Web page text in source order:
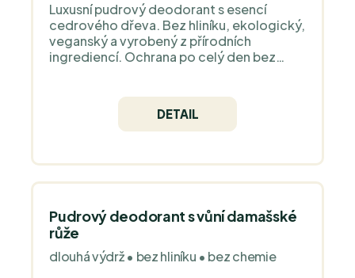
Luxusní pudrový deodorant s esencí
cedrového dřeva. Bez hliníku, ekologický,
veganský a vyrobený z přírodních
ingrediencí. Ochrana po celý den bez
DETAIL
Pudrový deodorant s vůní damašské
růže
dlouhá výdrž • bez hliníku • bez chemie